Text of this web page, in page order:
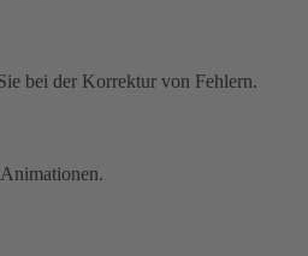
bei der Korrektur von Fehlern.